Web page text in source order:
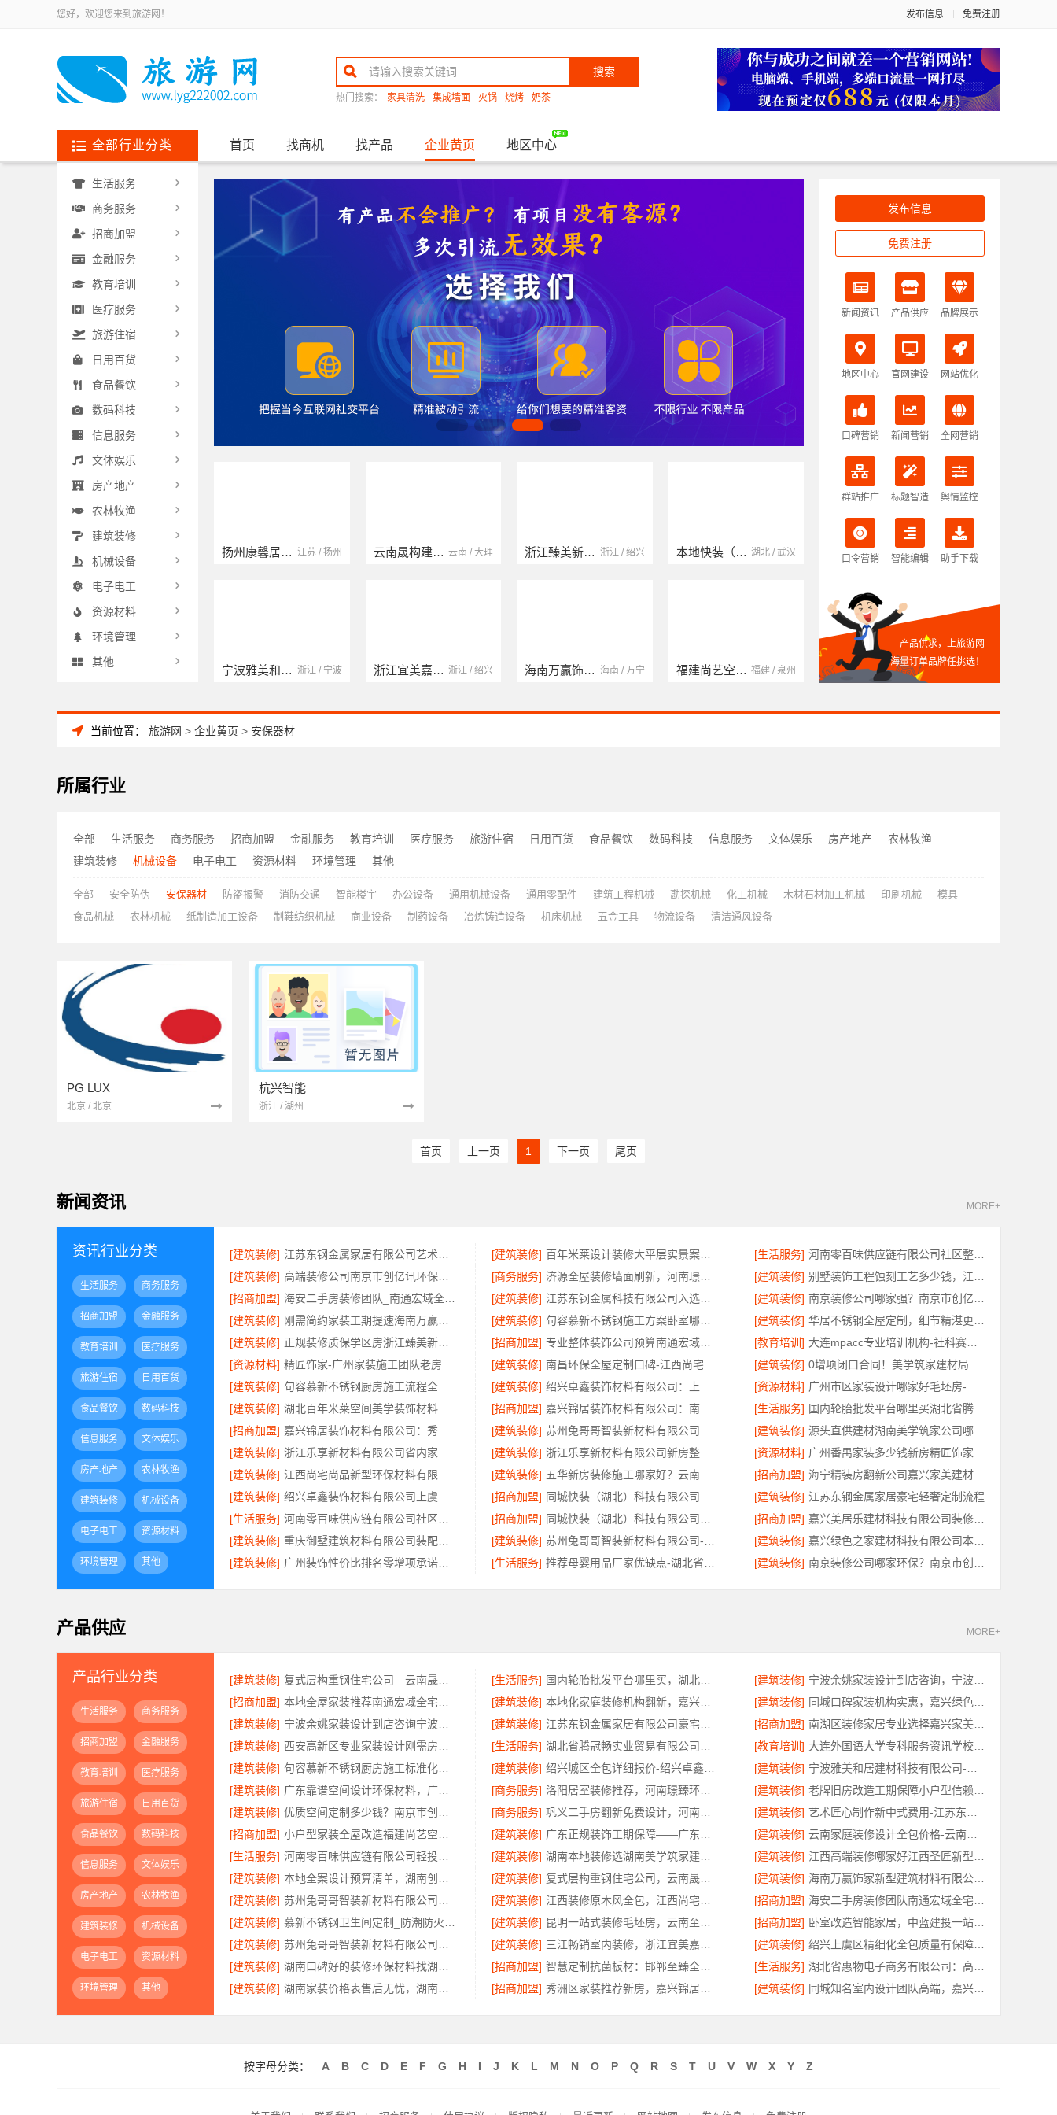
您好，欢迎您来到旅游网！ 发布信息 免费注册
搜索
热门搜索： 家具清洗 集成墙面 火锅 烧烤 奶茶
全部行业分类 首页 找商机 找产品 企业黄页 地区中心
扬州康馨居装饰工程材料有限公司 江苏 / 扬州
宁波雅美和居建材科技有限公司 浙江 / 宁波
云南晟构建筑建材有限公司 云南 / 大理
浙江宜美嘉装饰工程有限公司 浙江 / 绍兴
浙江臻美新型建材有限公司 浙江 / 绍兴
海南万赢饰家新型建筑材料有限公司 海南 / 万宁
本地快装（湖北）科技有限公司 湖北 / 武汉
福建尚艺空间新材料科技有限公司 福建 / 泉州
南京玻璃镜子加工厂 江苏 / 南京
中蓝建投（北京）建设有限公司四川第一分公司 四川 / 成都
生活服务
商务服务
招商加盟
金融服务
教育培训
医疗服务
旅游住宿
日用百货
食品餐饮
数码科技
信息服务
文体娱乐
房产地产
农林牧渔
建筑装修
机械设备
电子电工
资源材料
环境管理
其他
发布信息
免费注册
新闻资讯 产品供应 品牌展示
地区中心 官网建设 网站优化
口碑营销 新闻营销 全网营销
群站推广 标题智造 舆情监控
口令营销 智能编辑 助手下载
产品供求，上旅游网
海量订单品牌任挑选！
当前位置： 旅游网 > 企业黄页 > 安保器材
所属行业
全部 生活服务 商务服务 招商加盟 金融服务 教育培训 医疗服务 旅游住宿 日用百货 食品餐饮 数码科技 信息服务 文体娱乐 房产地产
农林牧渔
建筑装修
机械设备 电子电工 资源材料 环境管理 其他
全部 安全防伪 安保器材 防盗报警 消防交通 智能楼宇 办公设备 通用机械设备 通用零配件 建筑工程机械 勘探机械 化工机械 木材石材加工机械 印刷机械
模具
食品机械
农林机械 纸制造加工设备 制鞋纺织机械 商业设备 制药设备 冶炼铸造设备 机床机械 五金工具 物流设备 清洁通风设备
PG LUX
北京 / 北京
杭兴智能
浙江 / 湖州
首页 上一页 1 下一页 尾页
新闻资讯 MORE+
资讯行业分类
生活服务 商务服务
招商加盟 金融服务
教育培训 医疗服务
旅游住宿 日用百货
食品餐饮 数码科技
信息服务 文体娱乐
房产地产 农林牧渔
建筑装修 机械设备
电子电工 资源材料
环境管理 其他
[建筑装修] [建筑装修] [生活服务]
河南零百味供应链有限公司社区整店输出量贩零食适配全场景
[建筑装修]
[商务服务] [建筑装修]
[招商加盟]
[建筑装修] [建筑装修]
[建筑装修]
[建筑装修] [建筑装修]
[建筑装修]
[招商加盟] [教育培训]
大连mpacc专业培训机构-社科赛斯会计专硕考研只教解题思路和技巧
[资源材料]
[建筑装修] [建筑装修]
[建筑装修]
[建筑装修] [资源材料]
[建筑装修]
[招商加盟] [生活服务]
国内轮胎批发平台哪里买湖北省腾冠畅实业贸易有限公司
[招商加盟]
[建筑装修] [建筑装修]
源头直供建材湖南美学筑家公司哪家专业
[建筑装修]
[建筑装修] [资源材料]
[建筑装修]
[建筑装修] [招商加盟]
海宁精装房翻新公司嘉兴家美建材科技有限公司
[建筑装修]
[招商加盟] [建筑装修] 江苏东钢金属家居豪宅轻奢定制流程
[生活服务]
[招商加盟] [招商加盟]
嘉兴美居乐建材科技有限公司装修电话，新房咨询
[建筑装修]
[建筑装修] [建筑装修]
嘉兴绿色之家建材科技有限公司本地知名房屋装修服务环保
[建筑装修]
[生活服务] [建筑装修]
产品供应 MORE+
产品行业分类
生活服务 商务服务
招商加盟 金融服务
教育培训 医疗服务
旅游住宿 日用百货
食品餐饮 数码科技
信息服务 文体娱乐
房产地产 农林牧渔
建筑装修 机械设备
电子电工 资源材料
环境管理 其他
[建筑装修] [生活服务] [建筑装修]
宁波余姚家装设计到店咨询，宁波雅美和居建材科技有限公司
[招商加盟]
[建筑装修] [建筑装修]
[建筑装修]
[建筑装修] [招商加盟]
南湖区装修家居专业选择嘉兴家美建材科技有限公司
[建筑装修]
[生活服务] [教育培训]
大连外国语大学专科服务资讯学校环境怎么样
[建筑装修]
[建筑装修] [建筑装修]
[建筑装修]
[商务服务] [建筑装修]
[建筑装修]
[商务服务] [建筑装修]
[招商加盟]
[建筑装修] [建筑装修]
云南家庭装修设计全包价格-云南至高新型建材有限公司
[生活服务]
[建筑装修] [建筑装修]
[建筑装修]
[建筑装修] [建筑装修]
海南万赢饰家新型建筑材料有限公司严控装修成本
[建筑装修]
[建筑装修] [招商加盟]
[建筑装修]
[建筑装修] [招商加盟]
卧室改造智能家居，中蓝建投一站式解决方案
[建筑装修]
[建筑装修] [建筑装修]
绍兴上虞区精细化全包质量有保障，绍兴卓鑫装饰材料有限公司放心
[建筑装修]
[招商加盟] [生活服务]
[建筑装修]
[招商加盟] [建筑装修] 同城知名室内设计团队高端，嘉兴绿色之家建材科技有限公司
按字母分类： A B C D E F G H I J K L M N O P Q R S T U V W X Y Z